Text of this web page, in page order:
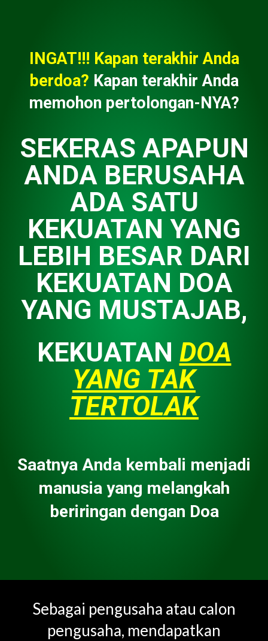
INGAT!!! Kapan terakhir Anda
berdoa? Kapan terakhir Anda
memohon pertolongan-NYA?
SEKERAS APAPUN
ANDA BERUSAHA
ADA SATU
KEKUATAN YANG
LEBIH BESAR DARI
KEKUATAN DOA
YANG MUSTAJAB,
KEKUATAN DOA
YANG TAK
TERTOLAK
Saatnya Anda kembali menjadi
manusia yang melangkah
beriringan dengan Doa
Sebagai pengusaha atau calon
pengusaha, mendapatkan